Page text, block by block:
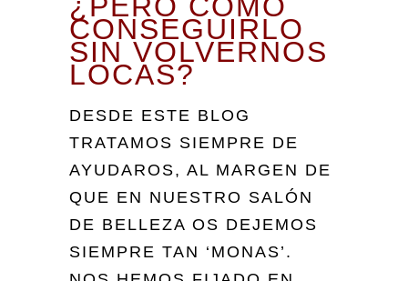
¿PERO CÓMO
CONSEGUIRLO
SIN VOLVERNOS
LOCAS?
DESDE ESTE BLOG
TRATAMOS SIEMPRE DE
AYUDAROS, AL MARGEN DE
QUE EN NUESTRO SALÓN
DE BELLEZA OS DEJEMOS
SIEMPRE TAN ‘MONAS’.